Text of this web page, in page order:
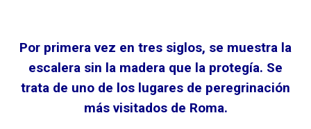
Por primera vez en tres siglos, se muestra la
escalera sin la madera que la protegía. Se
trata de uno de los lugares de peregrinación
más visitados de Roma.